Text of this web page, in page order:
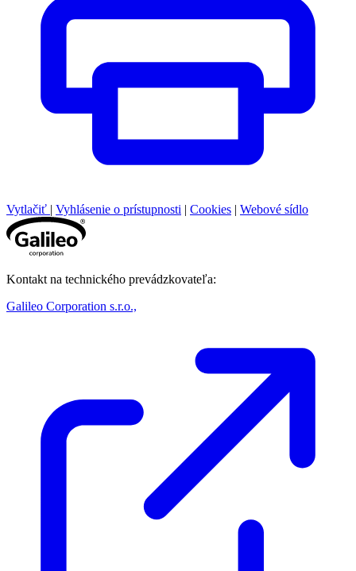
Vytlačiť | Vyhlásenie o prístupnosti | Cookies | Webové sídlo
Kontakt na technického prevádzkovateľa:
Galileo Corporation s.r.o.,